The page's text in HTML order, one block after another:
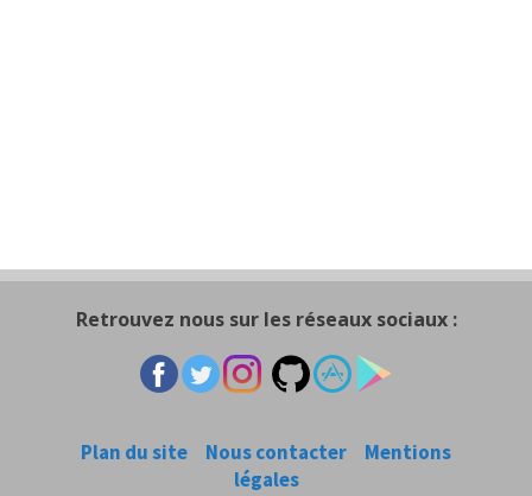
Retrouvez nous sur les réseaux sociaux :
Plan du site Nous contacter
Mentions
légales